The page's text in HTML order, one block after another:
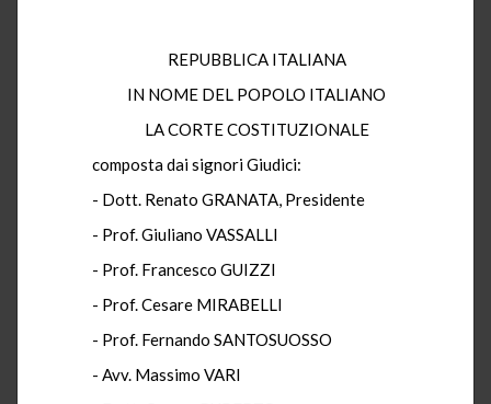
REPUBBLICA ITALIANA
IN NOME DEL POPOLO ITALIANO
LA CORTE COSTITUZIONALE
composta dai signori Giudici:
- Dott. Renato GRANATA, Presidente
- Prof. Giuliano VASSALLI
- Prof. Francesco GUIZZI
- Prof. Cesare MIRABELLI
- Prof. Fernando SANTOSUOSSO
- Avv. Massimo VARI